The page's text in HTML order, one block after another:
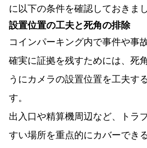
に以下の条件を確認しておきまし
設置位置の工夫と死角の排除
コインパーキング内で事件や事
確実に証拠を残すためには、死
うにカメラの設置位置を工夫す
す。
出入口や精算機周辺など、トラ
すい場所を重点的にカバーでき